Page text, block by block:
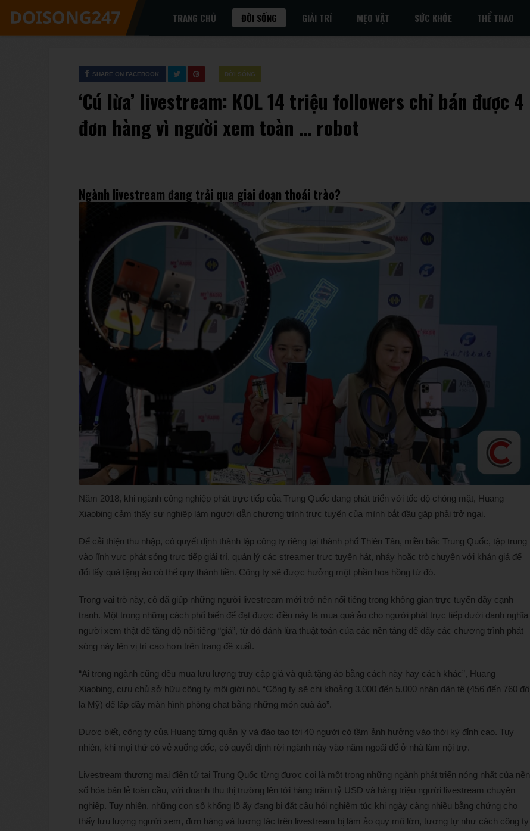
TRANG CHỦ ĐỜI SỐNG GIẢI TRÍ MẸO VẶT SỨC KHỎE THỂ THAO
ĐỜI SỐNG
SHARE ON FACEBOOK
‘Cú lừa’ livestream: KOL 14 triệu followers chỉ bán được 4
đơn hàng vì người xem toàn … robot
Ngành livestream đang trải qua giai đoạn thoái trào?
Năm 2018, khi ngành công nghiệp phát trực tiếp của Trung Quốc đang phát triển với tốc độ chóng mặt, Huang
Xiaobing cảm thấy sự nghiệp làm người dẫn chương trình trực tuyến của mình bắt đầu gặp phải trở ngại.
Để cải thiện thu nhập, cô quyết định thành lập công ty riêng tại thành phố Thiên Tân, miền bắc Trung Quốc, tập trung
vào lĩnh vực phát sóng trực tiếp giải trí, quản lý các streamer trực tuyến hát, nhảy hoặc trò chuyện với khán giả để
đổi lấy quà tặng ảo có thể quy thành tiền. Công ty sẽ được hưởng một phần hoa hồng từ đó.
Trong vai trò này, cô đã giúp những người livestream mới trở nên nổi tiếng trong không gian trực tuyến đầy cạnh
tranh. Một trong những cách phổ biến để đạt được điều này là mua quà ảo cho người phát trực tiếp dưới danh nghĩa
người xem thật để tăng độ nổi tiếng “giả”, từ đó đánh lừa thuật toán của các nền tảng để đẩy các chương trình phát
sóng này lên vị trí cao hơn trên trang đề xuất.
“Ai trong ngành cũng đều mua lưu lượng truy cập giả và quà tặng ảo bằng cách này hay cách khác”, Huang
Xiaobing, cựu chủ sở hữu công ty môi giới nói. “Công ty sẽ chi khoảng 3.000 đến 5.000 nhân dân tệ (456 đến 760 đô
la Mỹ) để lấp đầy màn hình phòng chat bằng những món quà ảo”.
Được biết, công ty của Huang từng quản lý và đào tạo tới 40 người có tầm ảnh hưởng vào thời kỳ đỉnh cao. Tuy
nhiên, khi mọi thứ có vẻ xuống dốc, cô quyết định rời ngành này vào năm ngoái để ở nhà làm nội trợ.
Livestream thương mại điện tử tại Trung Quốc từng được coi là một trong những ngành phát triển nóng nhất của nền
số hóa bán lẻ toàn cầu, với doanh thu thị trường lên tới hàng trăm tỷ USD và hàng triệu người livestream chuyên
nghiệp. Tuy nhiên, những con số khổng lồ ấy đang bị đặt câu hỏi nghiêm túc khi ngày càng nhiều bằng chứng cho
thấy lưu lượng người xem, đơn hàng và tương tác trên livestream bị làm ảo quy mô lớn, tương tự như cách công ty